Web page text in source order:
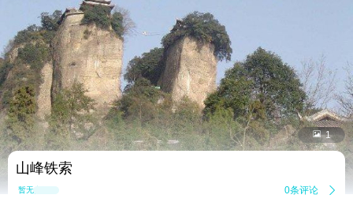
 1
山峰铁索
暂无点评 0条评论 